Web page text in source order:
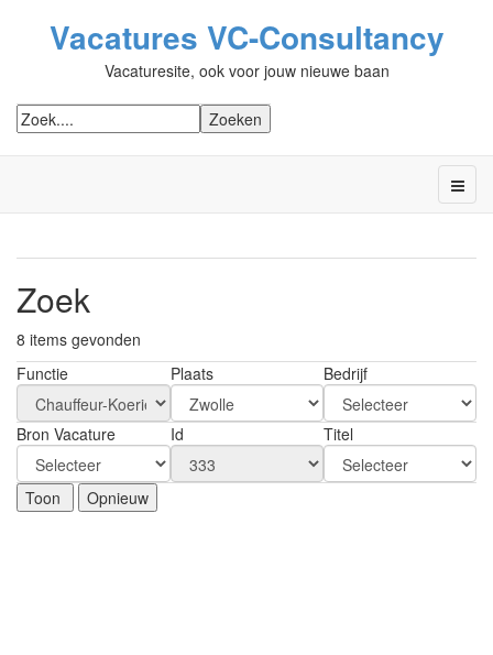
Vacatures VC-Consultancy
Vacaturesite, ook voor jouw nieuwe baan
Zoek
8 items gevonden
Functie
Plaats Bedrijf
Bron Vacature Id Titel